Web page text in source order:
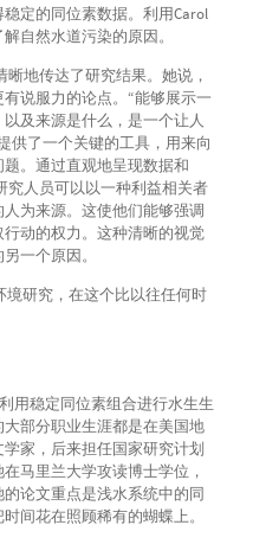
定的同位素数据。利用Carol
自然水道污染的原因。
地传达了研究结果。她说，
说服力的论点。“能够展示一
及来源是什么，是一个让人
供了一个关键的工具，用来向
。通过直观地呈现数据和
究人员可以以一种利益相关者
为来源。这使他们能够强调
动的权力。这种清晰的视觉
一个原因。
境研究，在这个比以往任何时
用稳定同位素组合进行水生生
部分职业生涯都是在美国地
家，后来担任国家研究计划
马里兰大学攻读博士学位，
论文重点是浅水系统中的同
间花在照顾稀有的蝴蝶上。